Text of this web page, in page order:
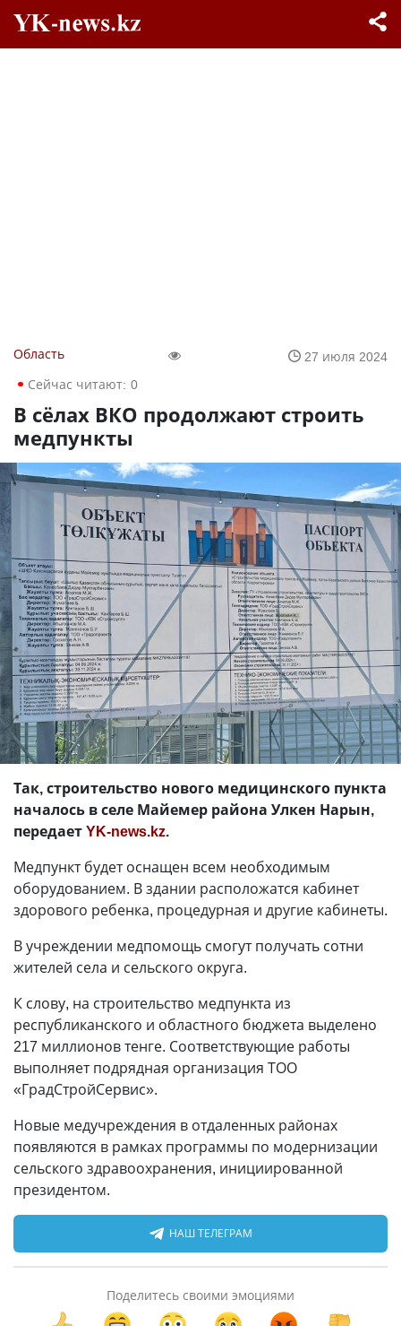
Область
27 июля 2024
Сейчас читают: 0
В сёлах ВКО продолжают строить
медпункты
Так, строительство нового медицинского пункта
началось в селе Майемер района Улкен Нарын,
передаетYK-news.kz.
Медпункт будет оснащен всем необходимым
оборудованием. В здании расположатся кабинет
здорового ребенка, процедурная и другие кабинеты.
В учреждении медпомощь смогут получать сотни
жителей села и сельского округа.
К слову, на строительство медпункта из
республиканского и областного бюджета выделено
217 миллионов тенге. Соответствующие работы
выполняет подрядная организация ТОО
«ГрадСтройСервис».
Новые медучреждения в отдаленных районах
появляются в рамках программы по модернизации
сельского здравоохранения, инициированной
президентом.
НАШ ТЕЛЕГРАМ
Поделитесь своими эмоциями